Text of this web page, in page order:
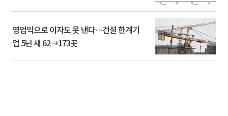
영업익으로 이자도 못 낸다…건설 한계기
업 5년 새 62→173곳